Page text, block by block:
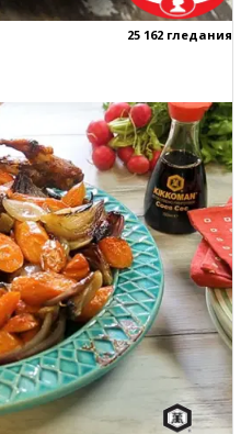
25 162 гледания